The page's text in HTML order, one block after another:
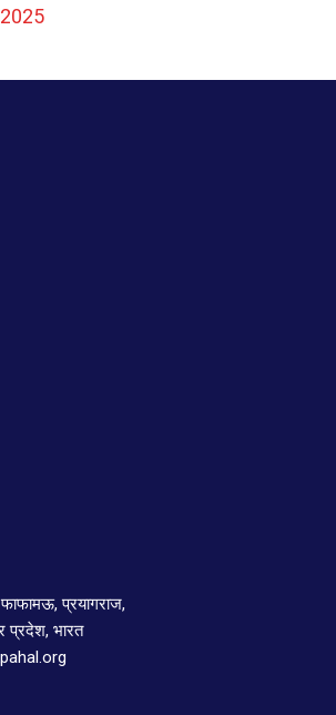
प्रयागराज,
प्रदेश, भारत